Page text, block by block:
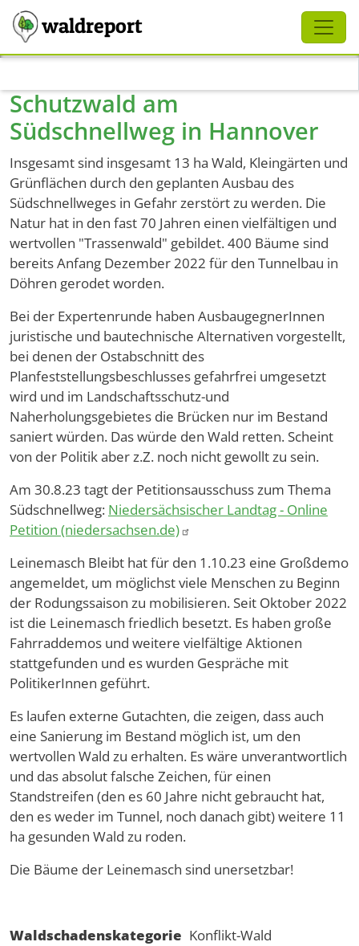
waldreport
Schutzwald am
Südschnellweg in Hannover
Insgesamt sind insgesamt 13 ha Wald, Kleingärten und
Grünflächen durch den geplanten Ausbau des
Südschnellweges in Gefahr zerstört zu werden. Die
Natur hat in den fast 70 Jahren einen vielfältigen und
wertvollen "Trassenwald" gebildet. 400 Bäume sind
bereits Anfang Dezember 2022 für den Tunnelbau in
Döhren gerodet worden.
Bei der Expertenrunde haben AusbaugegnerInnen
juristische und bautechnische Alternativen vorgestellt,
bei denen der Ostabschnitt des
Planfeststellungsbeschlusses gefahrfrei umgesetzt
wird und im Landschaftsschutz-und
Naherholungsgebietes die Brücken nur im Bestand
saniert würden. Das würde den Wald retten. Scheint
von der Politik aber z.Z. noch nicht gewollt zu sein.
Am 30.8.23 tagt der Petitionsausschuss zum Thema
Südschnellweg: Niedersächsischer Landtag - Online
Petition (niedersachsen.de)
Leinemasch Bleibt hat für den 1.10.23 eine Großdemo
angemeldet, um möglichst viele Menschen zu Beginn
der Rodungssaison zu mobilisieren. Seit Oktober 2022
ist die Leinemasch friedlich besetzt. Es haben große
Fahrraddemos und weitere vielfältige Aktionen
stattgefunden und es wurden Gespräche mit
PolitikerInnen geführt.
Es laufen externe Gutachten, die zeigen, dass auch
eine Sanierung im Bestand möglich ist, um den
wertvollen Wald zu erhalten. Es wäre unverantwortlich
und das absolut falsche Zeichen, für einen
Standstreifen (den es 60 Jahre nicht gebraucht hat,
den es weder im Tunnel, noch danach gibt) weitere 11
ha gesunden Wald zu roden.
Die Bäume der Leinemasch sind unersetzbar!
Waldschadenskategorie Konflikt-Wald
Schliessen